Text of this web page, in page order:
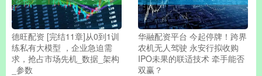
德旺配资 [完结11章]从0到1训
练私有大模型 ，企业急迫需
求，抢占市场先机_数据_架构
_参数
华融配资平台 今起停牌！跨界
农机无人驾驶 永安行拟收购
IPO未果的联适技术 牵手能否
双赢？